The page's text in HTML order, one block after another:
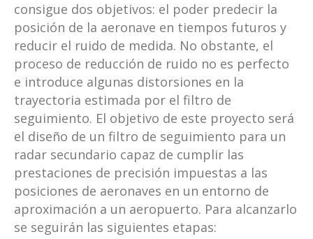
consigue dos objetivos: el poder predecir la
posición de la aeronave en tiempos futuros y
reducir el ruido de medida. No obstante, el
proceso de reducción de ruido no es perfecto
e introduce algunas distorsiones en la
trayectoria estimada por el filtro de
seguimiento. El objetivo de este proyecto será
el diseño de un filtro de seguimiento para un
radar secundario capaz de cumplir las
prestaciones de precisión impuestas a las
posiciones de aeronaves en un entorno de
aproximación a un aeropuerto. Para alcanzarlo
se seguirán las siguientes etapas: